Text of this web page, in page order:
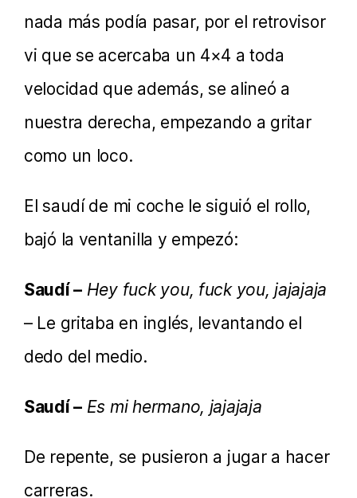
nada más podía pasar, por el retrovisor
vi que se acercaba un 4×4 a toda
velocidad que además, se alineó a
nuestra derecha, empezando a gritar
como un loco.
El saudí de mi coche le siguió el rollo,
bajó la ventanilla y empezó:
Saudí – Hey fuck you, fuck you, jajajaja
– Le gritaba en inglés, levantando el
dedo del medio.
Saudí – Es mi hermano, jajajaja
De repente, se pusieron a jugar a hacer
carreras.